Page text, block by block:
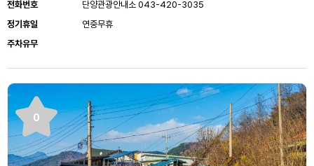
전화번호
단양관광안내소 043-420-3035
정기휴일
연중무휴
주차유무
0